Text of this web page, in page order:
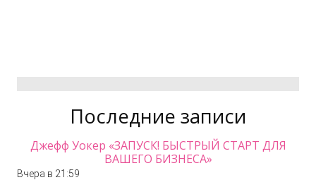
Последние записи
Джефф Уокер «ЗАПУСК! БЫСТРЫЙ СТАРТ ДЛЯ
ВАШЕГО БИЗНЕСА»
Вчера в 21:59